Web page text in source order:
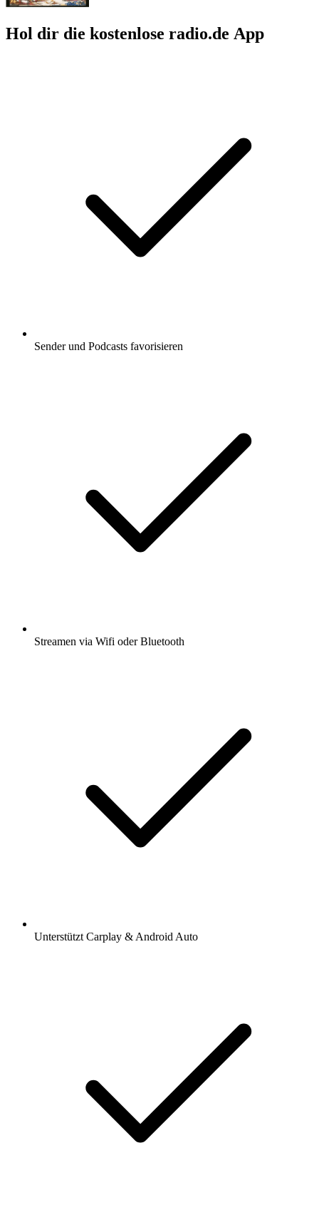
Hol dir die kostenlose radio.de App
Sender und Podcasts favorisieren
Streamen via Wifi oder Bluetooth
Unterstützt Carplay & Android Auto